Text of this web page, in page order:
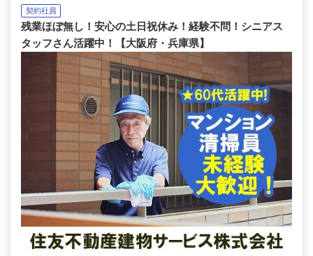
契約社員
残業ほぼ無し！安心の土日祝休み！経験不問！シニアス
タッフさん活躍中！【大阪府・兵庫県】